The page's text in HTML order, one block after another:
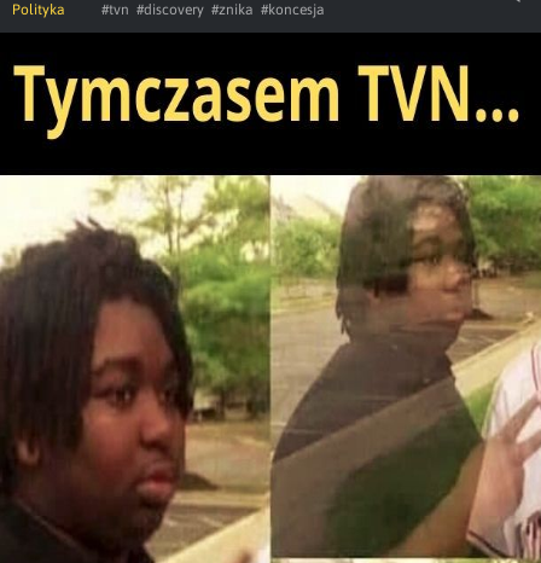
Polityka #tvn #discovery #znika #koncesja